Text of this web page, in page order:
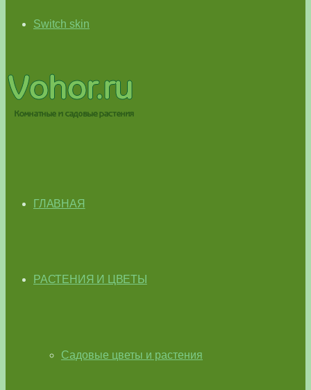
Switch skin
ГЛАВНАЯ
РАСТЕНИЯ И ЦВЕТЫ
Садовые цветы и растения